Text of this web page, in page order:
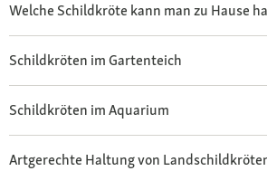
Welche Schildkröte kann man zu Hause
Schildkröten im Gartenteich
Schildkröten im Aquarium
Artgerechte Haltung von